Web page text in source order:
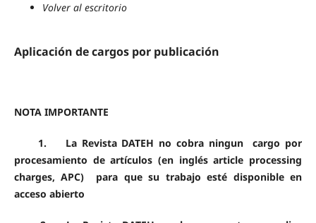
Volver al escritorio
Aplicación de cargos por publicación
NOTA IMPORTANTE
1. La Revista DATEH no cobra ningun cargo por
procesamiento de artículos (en inglés article processing
charges, APC) para que su trabajo esté disponible en
acceso abierto